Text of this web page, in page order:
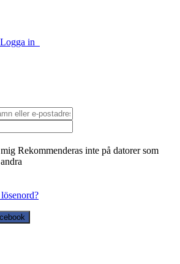
in
Rekommenderas inte på datorer som